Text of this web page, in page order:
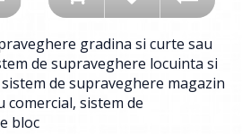
gradina si curte sau
de supraveghere locuinta si
sistem de supraveghere magazin
comercial, sistem de
bloc